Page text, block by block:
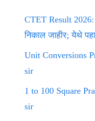
CTET Result 2026:
निकाल जाहीर; येथे
Unit Conversions
sir
1 to 100 Square
sir